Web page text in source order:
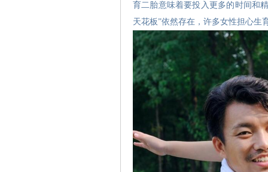
育二胎意味着要投入更多的时间和
天花板”依然存在，许多女性担心生